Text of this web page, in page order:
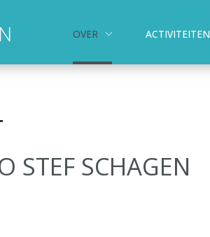
OVER ACTIVITEITEN
STEF SCHAGEN